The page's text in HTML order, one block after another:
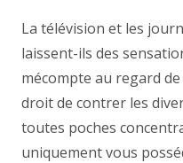
La télévision et les
laissent-ils des
mécompte au regard
droit de contrer les
toutes poches
uniquement vous